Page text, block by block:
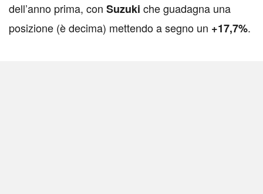
dell’anno prima, con Suzuki che guadagna una
posizione (è decima) mettendo a segno un +17,7%.